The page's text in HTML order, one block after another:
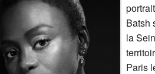
Batsh
la
Paris